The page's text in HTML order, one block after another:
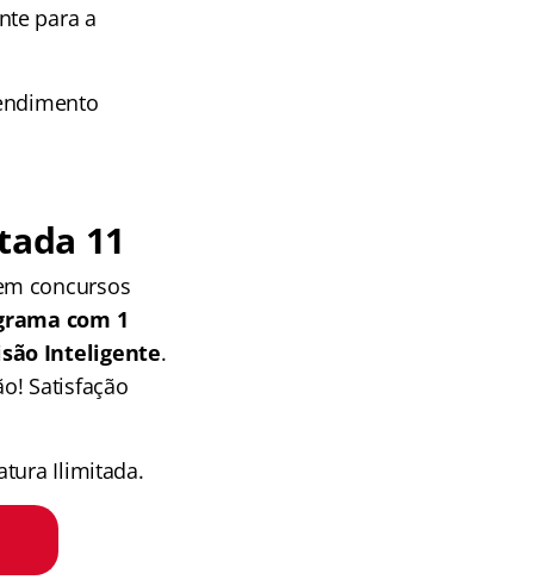
para a
11
concursos
com 1
Inteligente.
Satisfação
Ilimitada.